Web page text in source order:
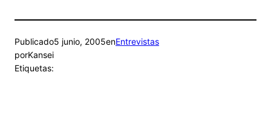
Publicado5 junio, 2005enEntrevistas
porKansei
Etiquetas: